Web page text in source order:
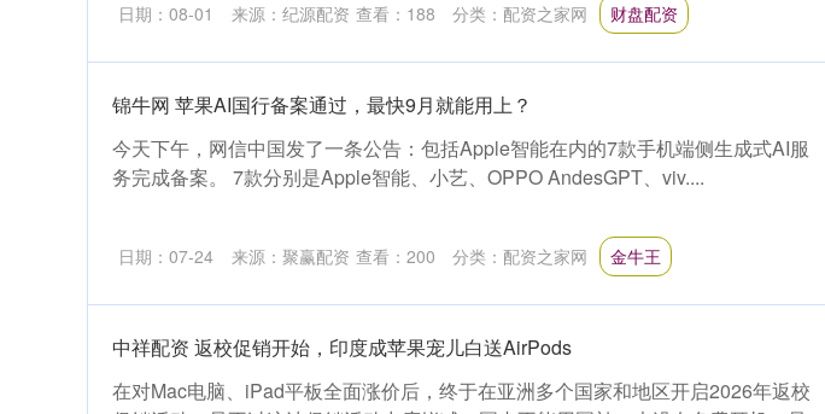
日期：08-01 来源：纪源配资 查看： 188 分类： 配资之家网 财盘配资
锦牛网 苹果AI国行备案通过，最快9月就能用上？
今天下午，网信中国发了一条公告：包括Apple智能在内的7款手机端侧生成式AI服
务完成备案。 7款分别是Apple智能、小艺、OPPO AndesGPT、viv....
日期：07-24 来源：聚赢配资 查看： 200 分类： 配资之家网 金牛王
中祥配资 返校促销开始，印度成苹果宠儿白送AirPods
在对Mac电脑、iPad平板全面涨价后，终于在亚洲多个国家和地区开启2026年返校